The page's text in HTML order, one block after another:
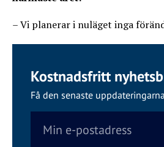
– Vi planerar i nuläget inga
Kostnadsfritt
Få den senaste